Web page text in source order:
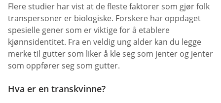
Flere studier har vist at de fleste faktorer som gjør folk
transpersoner er biologiske. Forskere har oppdaget
spesielle gener som er viktige for å etablere
kjønnsidentitet. Fra en veldig ung alder kan du legge
merke til gutter som liker å kle seg som jenter og jenter
som oppfører seg som gutter.
Hva er en transkvinne?